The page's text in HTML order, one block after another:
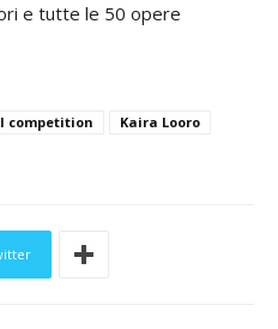
e tutte le 50 opere
competition
Kaira Looro